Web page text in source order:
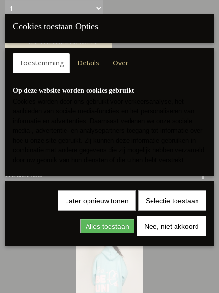
IN WINKELWAGEN
Omschrijving
Schitterende sweater van MISS VITY
Reacties
Cookies toestaan Opties
Toestemming Details Over
Op deze website worden cookies gebruikt
Later opnieuw tonen Selectie toestaan
Alles toestaan Nee, niet akkoord